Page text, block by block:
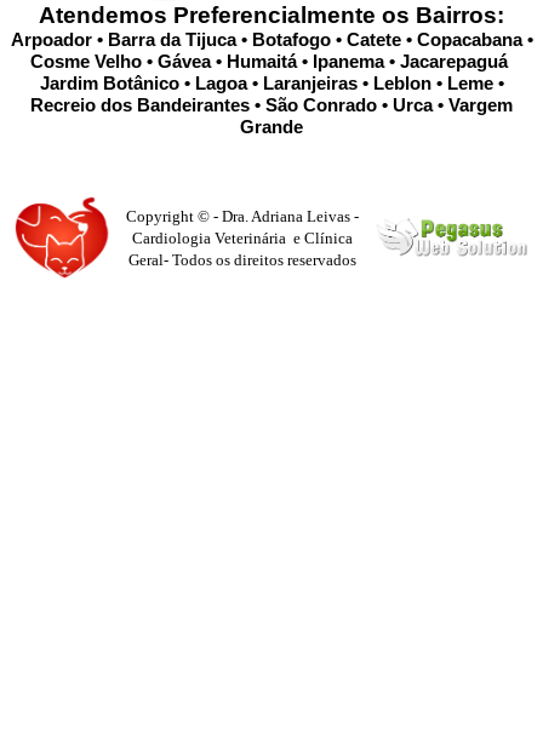
Atendemos Preferencialmente os Bairros:
Arpoador • Barra da Tijuca • Botafogo • Catete • Copacabana •
Cosme Velho • Gávea • Humaitá • Ipanema • Jacarepaguá
Jardim Botânico • Lagoa• Laranjeiras • Leblon • Leme •
Recreio dos Bandeirantes • São Conrado • Urca• Vargem
Grande
Copyright © - Dra. Adriana Leivas -
Cardiologia Veterinária e Clínica
Geral- Todos os direitos reservados